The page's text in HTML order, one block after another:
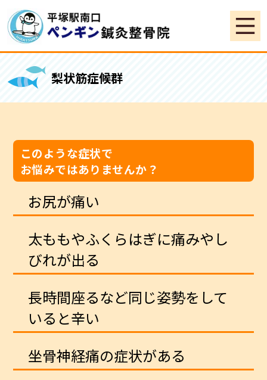
梨状筋症候群
このような症状で
お悩みではありませんか？
お尻が痛い
太ももやふくらはぎに痛みやし
びれが出る
長時間座るなど同じ姿勢をして
いると辛い
坐骨神経痛の症状がある